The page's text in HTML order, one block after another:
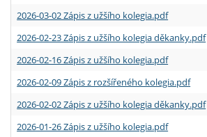
2026-03-02 Zápis z užšího kolegia.pdf
2026-02-23 Zápis z užšího kolegia děkanky.pdf
2026-02-16 Zápis z užšího kolegia.pdf
2026-02-09 Zápis z rozšířeného kolegia.pdf
2026-02-02 Zápis z užšího kolegia děkanky.pdf
2026-01-26 Zápis z užšího kolegia.pdf